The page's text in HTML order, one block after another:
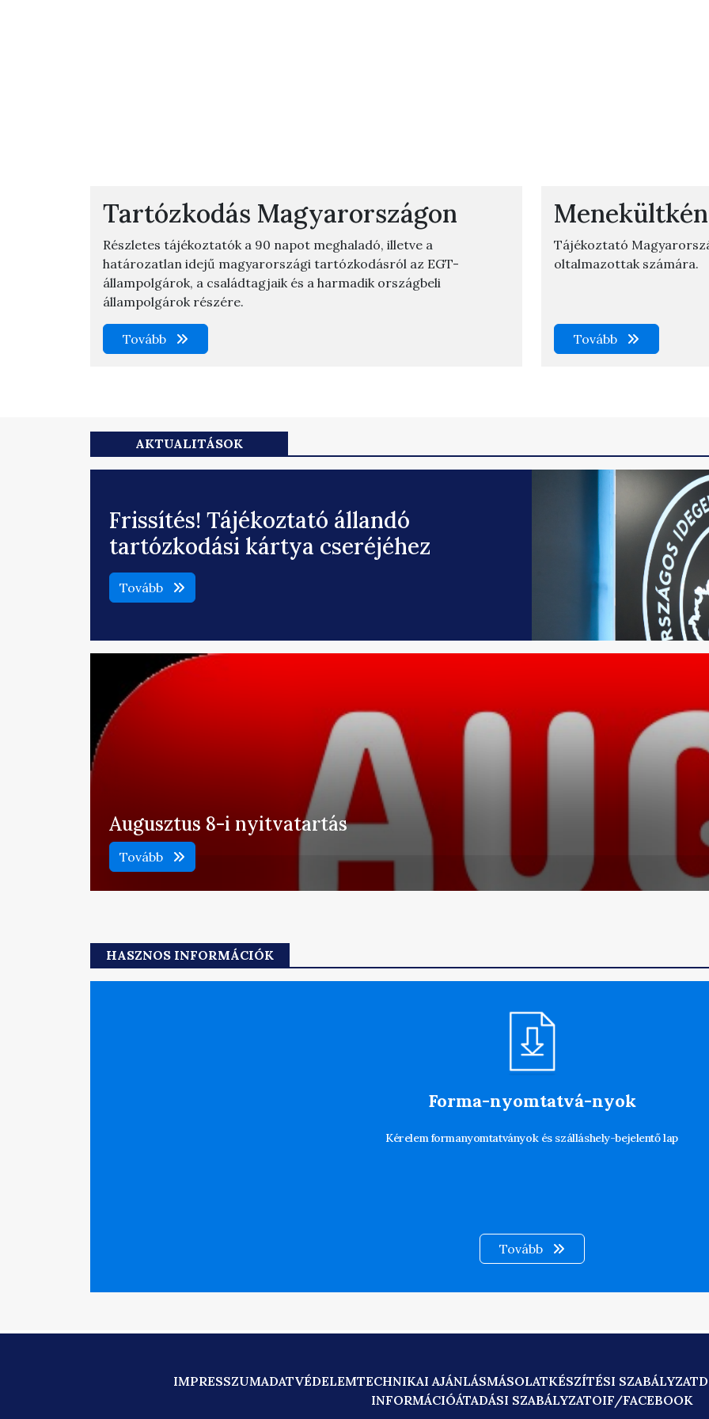
Tartózkodás Magyarországon
Részletes tájékoztatók a 90 napot meghaladó, illetve a
határozatlan idejű magyarországi tartózkodásról az EGT-
állampolgárok, a családtagjaik és a harmadik országbeli
állampolgárok részére.
Tovább
Tájékoztató
oltalmazottak számára.
Tovább
AKTUALITÁSOK
Frissítés! Tájékoztató állandó
tartózkodási kártya cseréjéhez
Tovább
Augusztus 8-i nyitvatartás
Tovább
HASZNOS INFORMÁCIÓK
Forma-nyomtatvá-nyok
Kérelem formanyomtatványok és szálláshely-bejelentő lap
Tovább
IMPRESSZUMADATVÉDELEMTECHNIKAI AJÁNLÁSMÁSOLATKÉSZÍTÉSI SZABÁLYZAT
INFORMÁCIÓÁTADÁSI SZABÁLYZATOIF/FACEBOOK